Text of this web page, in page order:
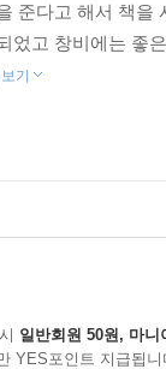
무당. 요술을 부리
러진 이 작품은
하는 장면으로
준다고 해서 책
었고 창비에는 좋
기
일반회원 50원, 마니
YES포인트 지급됩니